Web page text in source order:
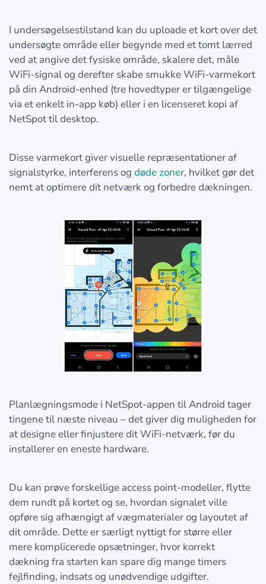
I undersøgelsestilstand kan du uploade et kort over det
undersøgte område eller begynde med et tomt lærred
ved at angive det fysiske område, skalere det, måle
WiFi-signal og derefter skabe smukke WiFi-varmekort
på din Android-enhed (tre hovedtyper er tilgængelige
via et enkelt in-app køb) eller i en licenseret kopi af
NetSpot til desktop.
Disse varmekort giver visuelle repræsentationer af
signalstyrke, interferens og døde zoner, hvilket gør det
nemt at optimere dit netværk og forbedre dækningen.
Planlægningsmode i NetSpot-appen til Android tager
tingene til næste niveau – det giver dig muligheden for
at designe eller finjustere dit WiFi-netværk, før du
installerer en eneste hardware.
Du kan prøve forskellige access point-modeller, flytte
dem rundt på kortet og se, hvordan signalet ville
opføre sig afhængigt af vægmaterialer og layoutet af
dit område. Dette er særligt nyttigt for større eller
mere komplicerede opsætninger, hvor korrekt
dækning fra starten kan spare dig mange timers
fejlfinding, indsats og unødvendige udgifter.